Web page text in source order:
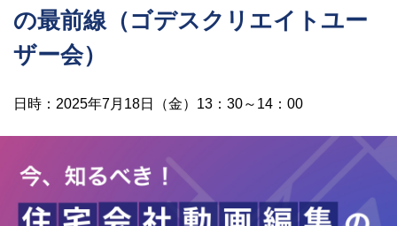
の最前線（ゴデスクリエイトユー
ザー会）
日時：2025年7月18日（金）13：30～14：00